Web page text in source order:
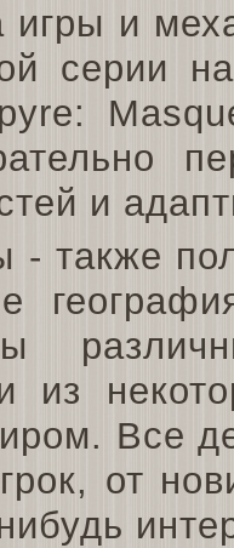
игры и
серии
и
- также
из
Все
от